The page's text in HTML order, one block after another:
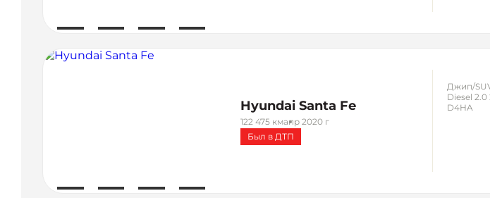
Hyundai Santa Fe
122 475 кмапр 2020 г
Был в ДТП
Джип/
Diesel 2.0
D4HA